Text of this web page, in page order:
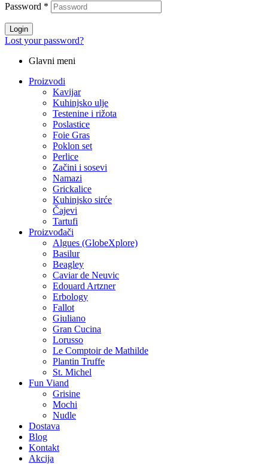
Password *
Login
Lost your password?
Glavni meni
Proizvodi
Kavijar
Kuhinjsko ulje
Testenine i rižota
Poslastice
Foie Gras
Poklon set
Perlice
Začini i sosevi
Namazi
Grickalice
Kuhinjsko sirće
Čajevi
Tartufi
Proizvođači
Algues (GlobeXplore)
Basilur
Beagley
Caviar de Neuvic
Edouard Artzner
Erbology
Fallot
Giuliano
Gran Cucina
Lorusso
Le Comptoir de Mathilde
Plantin Truffe
St. Michel
Fun Viand
Grisine
Mochi
Nudle
Dostava
Blog
Kontakt
Akcija